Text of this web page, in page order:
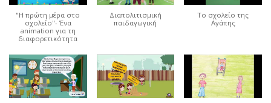
"Η πρώτη μέρα στο
σχολείο"- Ένα
animation για τη
διαφορετικότητα
Διαπολιτισμική
παιδαγωγική
Το σχολείο της
Αγάπης